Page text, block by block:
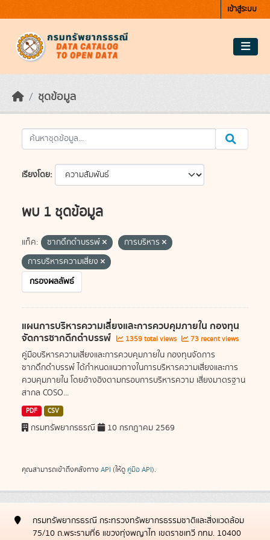
เข้าสู่ระบบ
ชุดข้อมูล
เรียงโดย
พบ 1 ชุดข้อมูล
แท็ค: ซากดึกดำบรรพ์
การบริหาร
การบริหารความเสี่ยง
กรองผลลัพธ์
แผนการบริหารความเสี่ยงและการควบคุมภายใน กองทุน
จัดการซากดึกดำบรรพ์ 1359 total views 73 recent views
คู่มือบริหารความเสี่ยงและการควบคุมภายใน กองทุนจัดการ
ซากดึกดำบรรพ์ ได้กำหนดแนวทางในการบริหารความเสี่ยงและการ
ควบคุมภายใน โดยอ้างอิงตามกรอบการบริหารความ เสี่ยงมาตรฐาน
สากล COSO...
PDF CSV
กรมทรัพยากรธรณี 10 กรกฎาคม 2569
คุณสามารถเข้าถึงคลังทาง API (ให้ดู คู่มือ API).
กรมทรัพยากรธรณี กระทรวงทรัพยากรธรรมชาติและสิ่งแวดล้อม
75/10 ถ.พระรามที่6 แขวงทุ่งพญาไท เขตราชเทวี กทม. 10400